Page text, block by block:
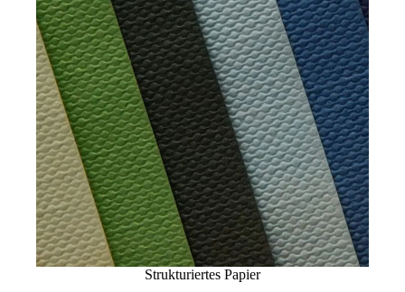
Strukturiertes Papier